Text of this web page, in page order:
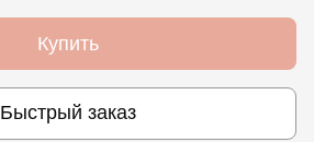
Купить
Быстрый заказ